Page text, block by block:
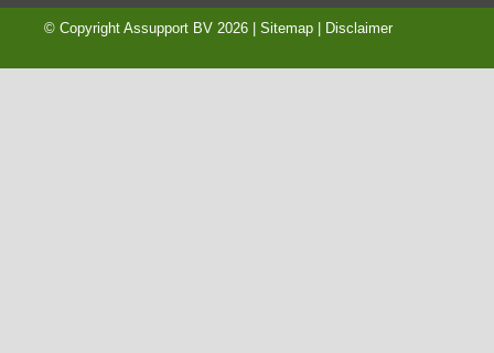
© Copyright Assupport BV 2026 | Sitemap | Disclaimer